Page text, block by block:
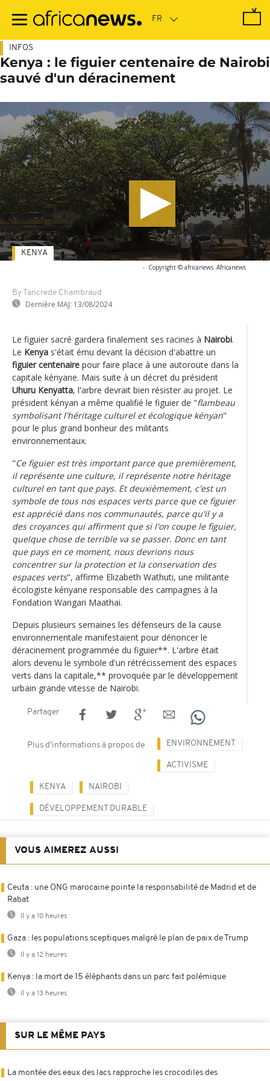
contenu
INFOS
Kenya : le figuier centenaire de Nairobi
sauvé d'un déracinement
- Copyright © africanews Africanews
By Tancrede Chambraud
Dernière MAJ: 13/08/2024
KENYA
Le figuier sacré gardera finalement ses racines à Nairobi.
Le Kenya s'était ému devant la décision d'abattre un
figuier centenaire pour faire place à une autoroute dans la
capitale kényane. Mais suite à un décret du président
Uhuru Kenyatta, l'arbre devrait bien résister au projet. Le
président kényan a même qualifié le figuier de "flambeau
symbolisant l'héritage culturel et écologique kényan"
pour le plus grand bonheur des militants
environnementaux.
"Ce figuier est très important parce que premièrement,
il représente une culture, il représente notre héritage
culturel en tant que pays. Et deuxièmement, c'est un
symbole de tous nos espaces verts parce que ce figuier
est apprécié dans nos communautés, parce qu'il y a
des croyances qui affirment que si l'on coupe le figuier,
quelque chose de terrible va se passer. Donc en tant
que pays en ce moment, nous devrions nous
concentrer sur la protection et la conservation des
espaces verts", affirme Elizabeth Wathuti, une militante
écologiste kényane responsable des campagnes à la
Fondation Wangari Maathai.
Depuis plusieurs semaines les défenseurs de la cause
environnementale manifestaient pour dénoncer le
déracinement programmée du figuier**. L'arbre était
alors devenu le symbole d'un rétrécissement des espaces
verts dans la capitale,** provoquée par le développement
urbain grande vitesse de Nairobi.
Partager
Plus d'informations à propos de ENVIRONNEMENT
ACTIVISME
KENYA NAIROBI
DÉVELOPPEMENT DURABLE
VOUS AIMEREZ AUSSI
Ceuta : une ONG marocaine pointe la responsabilité de Madrid et de
Rabat
Il y a 10 heures
Gaza : les populations sceptiques malgré le plan de paix de Trump
Il y a 12 heures
Kenya : la mort de 15 éléphants dans un parc fait polémique
Il y a 13 heures
SUR LE MÊME PAYS
La montée des eaux des lacs rapproche les crocodiles des